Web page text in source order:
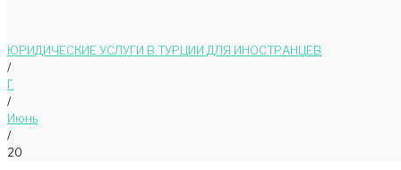
ЮРИДИЧЕСКИЕ УСЛУГИ В ТУРЦИИ ДЛЯ ИНОСТРАНЦЕВ
/
Г
/
Июнь
/
20